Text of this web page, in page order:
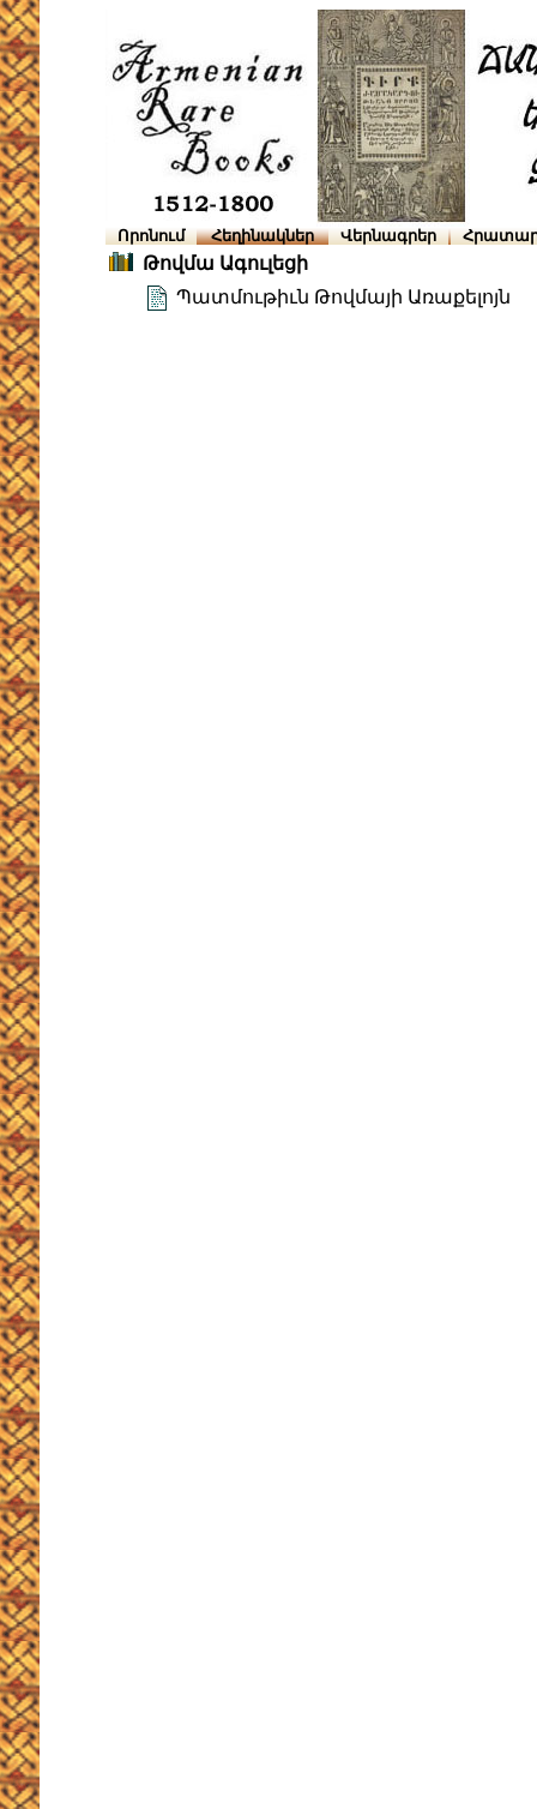
Որոնում Հեղինակներ Վերնագրեր
Թովմա Ագուլեցի
Պատմութիւն Թովմայի Առաքելոյն